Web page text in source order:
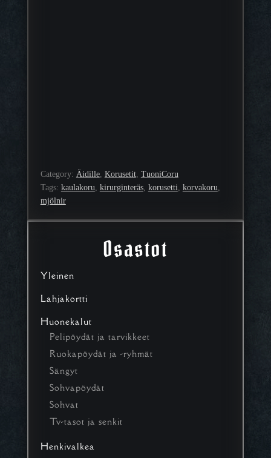
Osastot
Yleinen
Lahjakortti
Huonekalut
Pelipöydät ja tarvikkeet
Ruokapöydät ja -ryhmät
Sängyt
Sohvapöydät
Sohvat
Tv-tasot ja senkit
Henkivalkea
Category: Äidille, Korusetit, TuoniCoru
Tags: kaulakoru, kirurginteräs, korusetti, korvakoru
mjölnir